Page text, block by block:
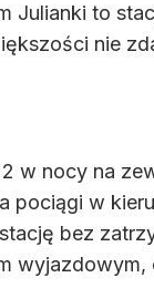
Julianki to
nie
w nocy na
pociągi w
bez